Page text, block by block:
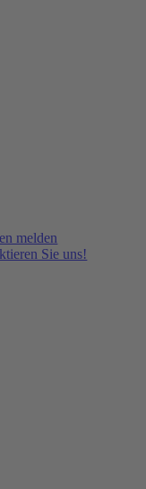
melden
Sie uns!